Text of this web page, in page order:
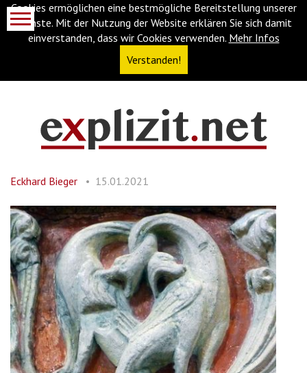
Cookies ermöglichen eine bestmögliche Bereitstellung unserer
Dienste. Mit der Nutzung der Website erklären Sie sich damit
einverstanden, dass wir Cookies verwenden. Mehr Infos
Verstanden!
(Accesskey
Navigation
springen
(Accesskey
'3')Zur
Suche
springen
(Accesskey
'2')
Eckhard Bieger 15.01.2021